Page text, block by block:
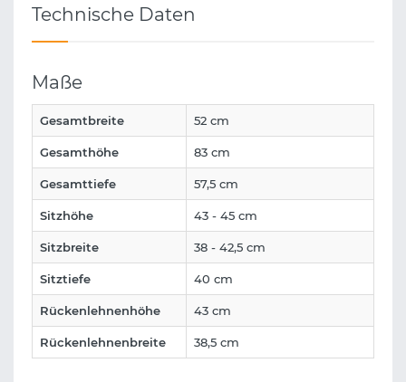
Technische Daten
Maße
Gesamtbreite 52 cm
Gesamthöhe 83 cm
Gesamttiefe 57,5 cm
Sitzhöhe 43 - 45 cm
Sitzbreite 38 - 42,5 cm
Sitztiefe 40 cm
Rückenlehnenhöhe 43 cm
Rückenlehnenbreite 38,5 cm